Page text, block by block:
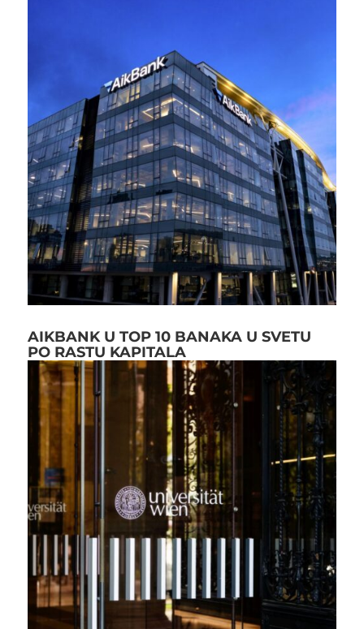
AIKBANK U TOP 10 BANAKA U SVETU
PO RASTU KAPITALA